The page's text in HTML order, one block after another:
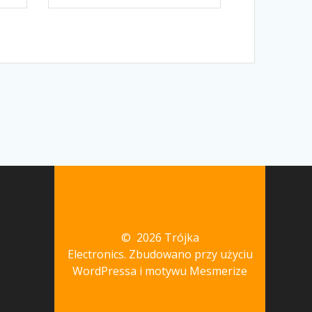
© 2026 Trójka
Electronics. Zbudowano przy użyciu
WordPressa i motywu Mesmerize